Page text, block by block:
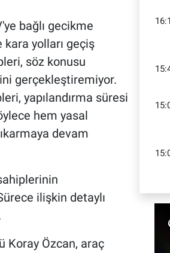
bağlı gecikme
yolları geçiş
söz konusu
gerçekleştiremiyor.
yapılandırma süresi
hem yasal
devam
ilişkin detaylı
Koray Özcan, araç